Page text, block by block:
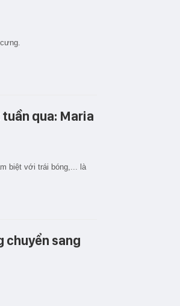
qua: Maria
biệt với trái bóng,... là
chuyển sang